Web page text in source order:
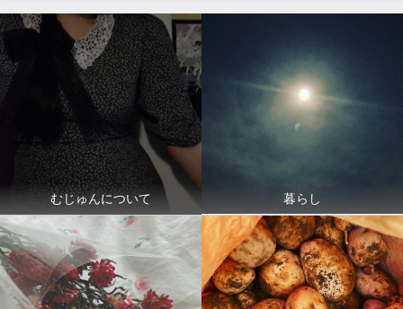
むじゅんについて 暮らし